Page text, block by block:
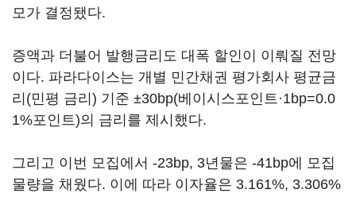
모가 결정됐다.
증액과 더불어 발행금리도 대폭 할인이 이뤄질 전망
이다. 파라다이스는 개별 민간채권 평가회사 평균금
리(민평 금리) 기준 ±30bp(베이시스포인트·1bp=0.0
1%포인트)의 금리를 제시했다.
그리고 이번 모집에서 -23bp, 3년물은 -41bp에 모집
물량을 채웠다. 이에 따라 이자율은 3.161%, 3.306%